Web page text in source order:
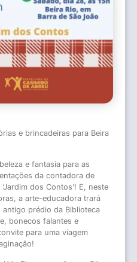
e brincadeiras para Beira
e fantasia para as
da contadora de
dos Contos’! E, neste
a arte-educadora trará
antigo prédio da Biblioteca
bonecos falantes e
para uma viagem